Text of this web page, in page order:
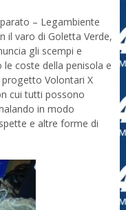
– Legambiente
il varo di Goletta Verde,
gli scempi e
coste della penisola e
progetto Volontari X
cui tutti possono
in modo
e altre forme di